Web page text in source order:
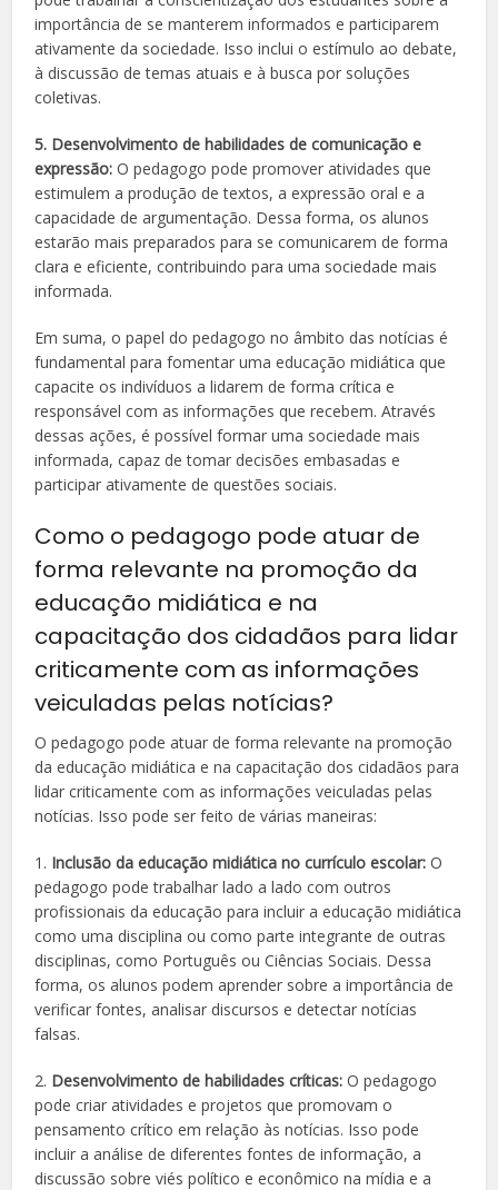
importância de se manterem informados e participarem
ativamente da sociedade. Isso inclui o estímulo ao debate,
à discussão de temas atuais e à busca por soluções
coletivas.
5. Desenvolvimento de habilidades de comunicação e
expressão: O pedagogo pode promover atividades que
estimulem a produção de textos, a expressão oral e a
capacidade de argumentação. Dessa forma, os alunos
estarão mais preparados para se comunicarem de forma
clara e eficiente, contribuindo para uma sociedade mais
informada.
Em suma, o papel do pedagogo no âmbito das notícias é
fundamental para fomentar uma educação midiática que
capacite os indivíduos a lidarem de forma crítica e
responsável com as informações que recebem. Através
dessas ações, é possível formar uma sociedade mais
informada, capaz de tomar decisões embasadas e
participar ativamente de questões sociais.
Como o pedagogo pode atuar de
forma relevante na promoção da
educação midiática e na
capacitação dos cidadãos para lidar
criticamente com as informações
veiculadas pelas notícias?
O pedagogo pode atuar de forma relevante na promoção
da educação midiática e na capacitação dos cidadãos para
lidar criticamente com as informações veiculadas pelas
notícias. Isso pode ser feito de várias maneiras:
1. Inclusão da educação midiática no currículo escolar: O
pedagogo pode trabalhar lado a lado com outros
profissionais da educação para incluir a educação midiática
como uma disciplina ou como parte integrante de outras
disciplinas, como Português ou Ciências Sociais. Dessa
forma, os alunos podem aprender sobre a importância de
verificar fontes, analisar discursos e detectar notícias
falsas.
2. Desenvolvimento de habilidades críticas: O pedagogo
pode criar atividades e projetos que promovam o
pensamento crítico em relação às notícias. Isso pode
incluir a análise de diferentes fontes de informação, a
discussão sobre viés político e econômico na mídia e a